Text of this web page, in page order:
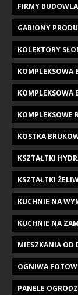
FIRMY
GABIONY
KOLEKTORY
KOMPLEKSOWA
KOMPLEKSOWA
KOMPLEKSOWE
KOSTKA
KSZTAŁTKI
KSZTAŁTKI
KUCHNIE NA
KUCHNIE NA
MIESZKANIA OD
OGNIWA
PANELE